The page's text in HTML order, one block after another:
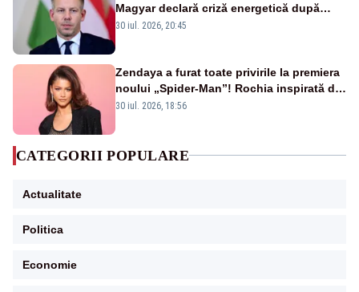
Magyar declară criză energetică după
oprirea centralei de la Paks
30 iul. 2026, 20:45
Zendaya a furat toate privirile la premiera
noului „Spider-Man”! Rochia inspirată de
pânza de păianjen a făcut senzație
30 iul. 2026, 18:56
CATEGORII POPULARE
Actualitate
Politica
Economie